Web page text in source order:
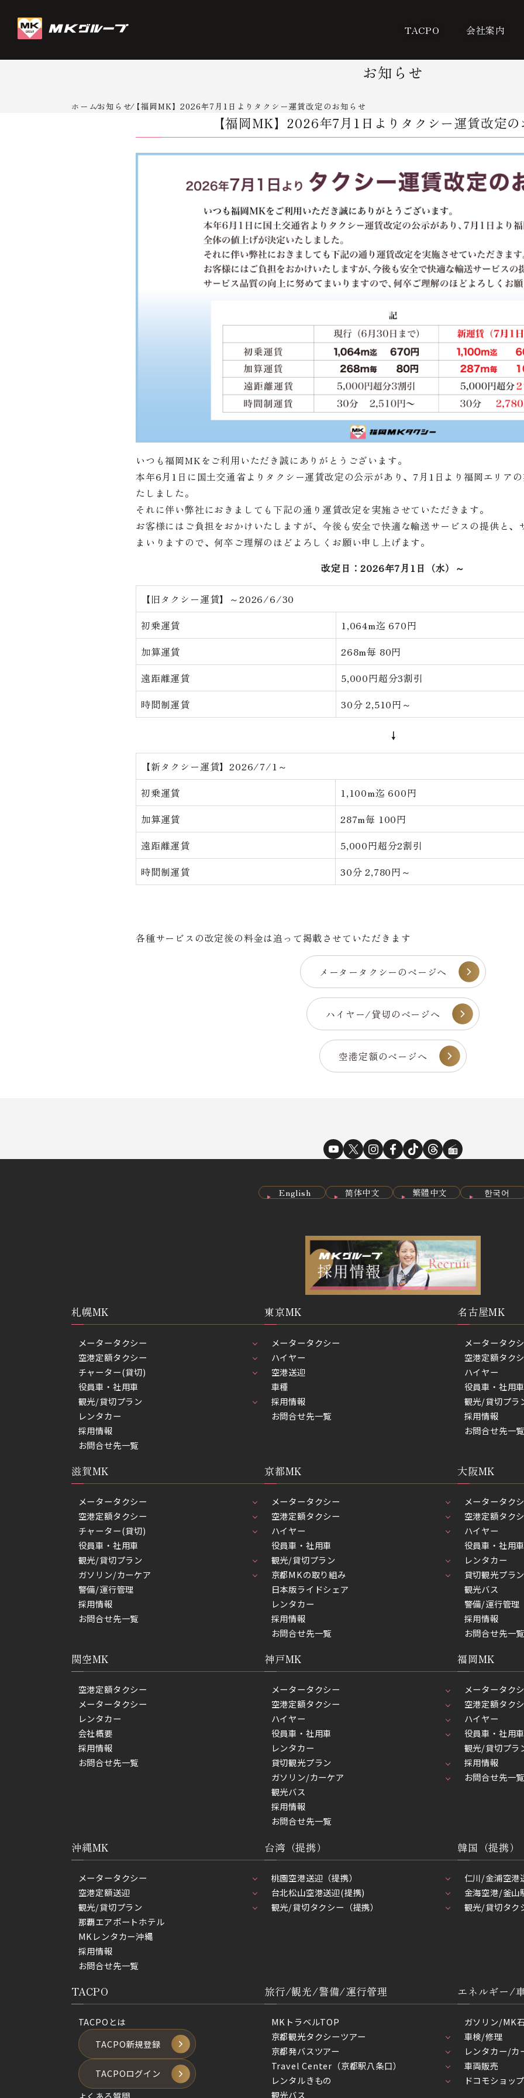
TACPO 会社案内
お知らせ
ホームお知らせ【福岡MK】2026年7月1日よりタクシー運賃改定のお知らせ
【福岡MK】2026年7月1日よりタクシー運賃改定
いつも福岡MKをご利用いただき誠にありがとうございます。
本年6月1日に国土交通省よりタクシー運賃改定の公示があり、7月1日より福岡エリア
たしました。
それに伴い弊社におきましても下記の通り運賃改定を実施させていただきます。
お客様にはご負担をおかけいたしますが、今後も安全で快適な輸送サービスの提供と、
まいりますので、何卒ご理解のほどよろしくお願い申し上げます。
改定日：2026年7月1日（水）～
【旧タクシー運賃】～2026/6/30
初乗運賃
1,064m迄 670円
加算運賃
268m毎 80円
遠距離運賃
5,000円超分3割引
時間制運賃
30分 2,510円～
↓
【新タクシー運賃】2026/7/1～
初乗運賃
1,100m迄 600円
加算運賃
287m毎 100円
遠距離運賃
5,000円超分2割引
時間制運賃
30分 2,780円～
各種サービスの改定後の料金は追って掲載させていただきます
メータータクシーのページへ
ハイヤー/貸切のページへ
空港定額のページへ
English 简体中文 繁體中文 한국어
札幌MK
メータータクシー
空港定額タクシー
チャーター(貸切)
役員車・社用車
観光/貸切プラン
レンタカー
採用情報
お問合せ先一覧
東京MK
メータータクシー
ハイヤー
空港送迎
車種
採用情報
お問合せ先一覧
名古屋MK
メータータク
空港定額タク
ハイヤー
役員車・社用車
観光/貸切プラ
採用情報
お問合せ先一覧
滋賀MK
メータータクシー
空港定額タクシー
チャーター(貸切)
役員車・社用車
観光/貸切プラン
ガソリン/カーケア
警備/運行管理
採用情報
お問合せ先一覧
京都MK
メータータクシー
空港定額タクシー
ハイヤー
役員車・社用車
観光/貸切プラン
京都MKの取り組み
日本版ライドシェア
レンタカー
採用情報
お問合せ先一覧
大阪MK
メータータク
空港定額タク
ハイヤー
役員車・社用車
レンタカー
貸切観光プラン
観光バス
警備/運行管理
採用情報
お問合せ先一覧
関空MK
空港定額タクシー
メータータクシー
レンタカー
会社概要
採用情報
お問合せ先一覧
神戸MK
メータータクシー
空港定額タクシー
ハイヤー
役員車・社用車
レンタカー
貸切観光プラン
ガソリン/カーケア
観光バス
採用情報
お問合せ先一覧
福岡MK
メータータク
空港定額タク
ハイヤー
役員車・社用車
観光/貸切プラ
採用情報
お問合せ先一覧
沖縄MK
メータータクシー
空港定額送迎
観光/貸切プラン
那覇エアポートホテル
MKレンタカー沖縄
採用情報
お問合せ先一覧
台湾（提携）
桃園空港送迎（提携）
台北松山空港送迎(提携)
観光/貸切タクシー（提携）
韓国（提携）
仁川/金浦空港
金海空港/釜山
観光/貸切タク
TACPO
TACPOとは
TACPO新規登録
TACPOログイン
旅行/観光/警備/運行管理
MKトラベルTOP
京都観光タクシーツアー
京都発バスツアー
Travel Center（京都駅八条口）
レンタルきもの
観光バス
エネルギー/
ガソリン/MK
車検/修理
レンタカー/カ
車両販売
ドコモショッ